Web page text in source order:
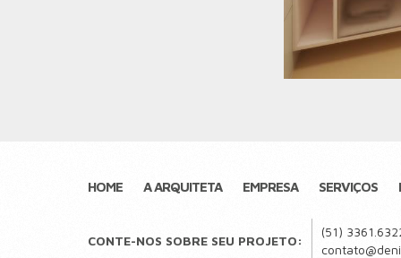
HOME A ARQUITETA EMPRESA SERVIÇOS
CONTE-NOS SOBRE SEU PROJETO:
(51)